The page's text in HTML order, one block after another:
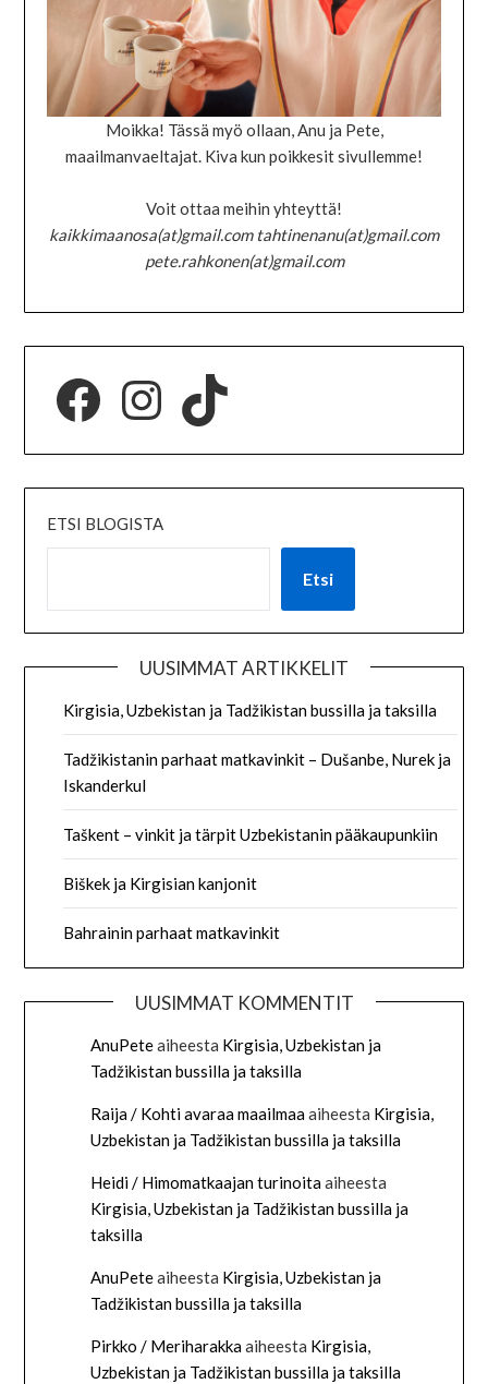
Moikka! Tässä myö ollaan, Anu ja Pete,
maailmanvaeltajat. Kiva kun poikkesit sivullemme!
Voit ottaa meihin yhteyttä!
kaikkimaanosa(at)gmail.com tahtinenanu(at)gmail.com
pete.rahkonen(at)gmail.com
ETSI BLOGISTA
Etsi
UUSIMMAT ARTIKKELIT
Kirgisia, Uzbekistan ja Tadžikistan bussilla ja taksilla
Tadžikistanin parhaat matkavinkit – Dušanbe, Nurek ja
Iskanderkul
Taškent – vinkit ja tärpit Uzbekistanin pääkaupunkiin
Biškek ja Kirgisian kanjonit
Bahrainin parhaat matkavinkit
UUSIMMAT KOMMENTIT
AnuPeteaiheesta Kirgisia, Uzbekistan ja
Tadžikistan bussilla ja taksilla
Raija / Kohti avaraa maailmaaaiheesta Kirgisia,
Uzbekistan ja Tadžikistan bussilla ja taksilla
Heidi / Himomatkaajan turinoitaaiheesta
Kirgisia, Uzbekistan ja Tadžikistan bussilla ja
taksilla
AnuPeteaiheesta Kirgisia, Uzbekistan ja
Tadžikistan bussilla ja taksilla
Pirkko / Meriharakkaaiheesta Kirgisia,
Uzbekistan ja Tadžikistan bussilla ja taksilla